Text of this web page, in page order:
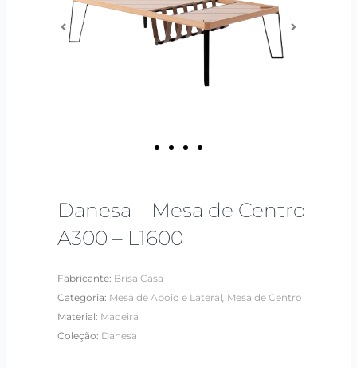
Danesa – Mesa de Centro –
A300 – L1600
Fabricante: Brisa Casa
Categoria: Mesa de Apoio e Lateral, Mesa de Centro
Material: Madeira
Coleção: Danesa